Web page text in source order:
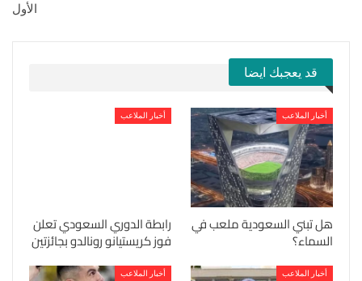
الأول
قد يعجبك ايضا
أخبار الملاعب
هل تبني السعودية ملعب في
السماء؟
أخبار الملاعب
رابطة الدوري السعودي تعلن
فوز كريستيانو رونالدو بجائزتين
أخبار الملاعب أخبار الملاعب